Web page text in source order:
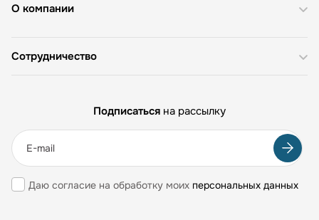
О компании
Сотрудничество
Подписаться на рассылку
Даю согласие на обработку моих персональных данных